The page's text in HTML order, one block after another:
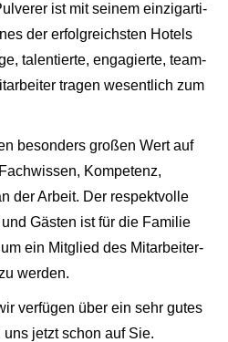
ist mit sei­nem ein­zig­ar­ti­
der erfolg­reichs­ten Hotels
talen­tier­te, enga­gier­te, team­
tra­gen wesent­lich zum
beson­ders gro­ßen Wert auf
Kom­pe­tenz,
der Arbeit. Der respekt­vol­le
Gäs­ten ist für die Fami­lie
ein Mit­glied des Mit­ar­bei­ter­
wer­den.
ver­fü­gen über ein sehr gutes
jetzt schon auf Sie.